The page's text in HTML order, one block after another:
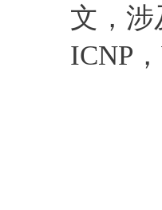
文，涉
ICNP